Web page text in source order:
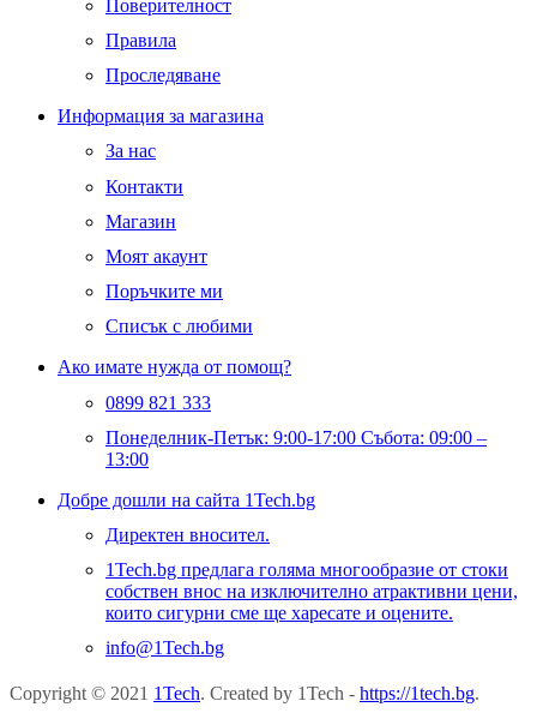
Поверителност
Правила
Проследяване
Информация за магазина
За нас
Контакти
Магазин
Моят акаунт
Поръчките ми
Списък с любими
Ако имате нужда от помощ?
0899 821 333
Понеделник-Петък: 9:00-17:00 Събота: 09:00 –
13:00
Добре дошли на сайта 1Tech.bg
Директен вносител.
1Tech.bg предлага голяма многообразие от стоки
собствен внос на изключително атрактивни цени,
които сигурни сме ще харесате и оцените.
info@1Tech.bg
Copyright © 2021 1Tech. Created by 1Tech - https://1tech.bg.